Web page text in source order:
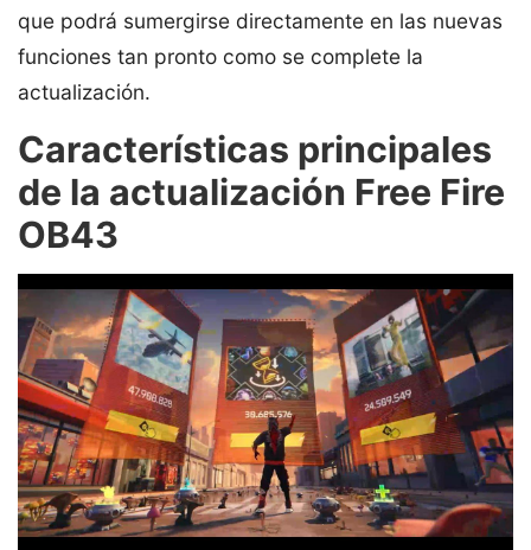
que podrá sumergirse directamente en las nuevas
funciones tan pronto como se complete la
actualización.
Características principales
de la actualización Free Fire
OB43